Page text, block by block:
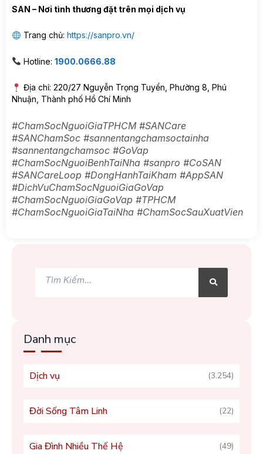
SAN – Nơi tình thương đặt trên mọi dịch vụ
Trang chủ: https://sanpro.vn/
Hotline: 1900.0666.88
Địa chỉ: 220/27 Nguyễn Trọng Tuyển, Phường 8, Phú
Nhuận, Thành phố Hồ Chí Minh
#ChamSocNguoiGiaTPHCM #SANCare
#SANChamSoc #sannentangchamsoctainha
#sannentangchamsoc #GoVap
#ChamSocNguoiBenhTaiNha #sanpro #CoSAN
#SANCareLoop #DongHanhTaiKham #AppSAN
#DichVuChamSocNguoiGiaGoVap
#ChamSocNguoiGiaGoVap #TPHCM
#ChamSocNguoiGiaTaiNha #ChamSocSauXuatVien
kiếm
Tìm
Danh mục
Dịch vụ (3.254)
Đời Sống Tâm Linh (22)
Gia Đình Nhiều Thế Hệ (49)